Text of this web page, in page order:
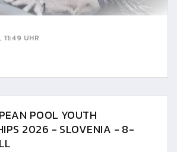
UHR
POOL YOUTH
2026 - SLOVENIA - 8-